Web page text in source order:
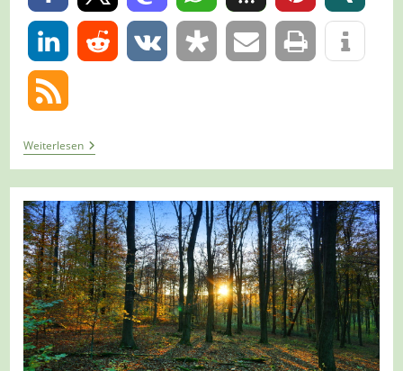
0
WeiterlesenTour
1130
–
Wupperweg
–
Etappe
8/12
–
Von
Der
Grenze
Elberfeld
Und
Cronenberg
Nach
Solingen